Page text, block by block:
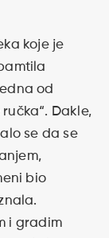
koje je
od
Dakle,
se da se
bio
i gradim